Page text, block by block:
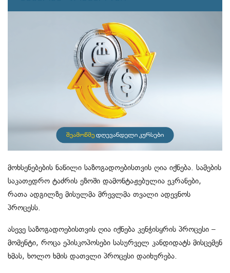
მოხსენებების ნაწილი საზოგადოებისთვის ღია იქნება. სამების
საკათედრო ტაძრის ეზოში დამონტაჟებულია ეკრანები,
რათა ადგილზე მისულმა მრევლმა თვალი ადევნოს
პროცესს.
ასევე საზოგადოებისთვის ღია იქნება კენჭისყრის პროცესი –
მომენტი, როცა ეპისკოპოსები სასურველ კანდიდატს მისცემენ
ხმას, ხოლო ხმის დათვლი პროცესი დაიხურება.